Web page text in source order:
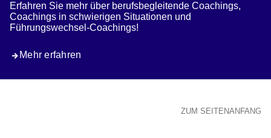
Erfahren Sie mehr über berufsbegleitende Coachings,
Coachings in schwierigen Situationen und
Führungswechsel-Coachings!
Mehr erfahren
ZUM SEITENANFANG